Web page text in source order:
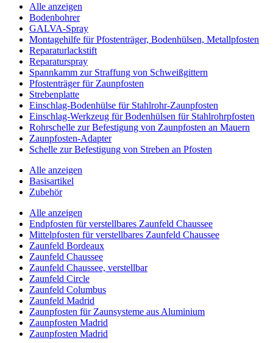
Alle anzeigen
Bodenbohrer
GALVA-Spray
Montagehilfe für Pfostenträger, Bodenhülsen, Metallpfosten
Reparaturlackstift
Reparaturspray
Spannkamm zur Straffung von Schweißgittern
Pfostenträger für Zaunpfosten
Strebenplatte
Einschlag-Bodenhülse für Stahlrohr-Zaunpfosten
Einschlag-Werkzeug für Bodenhülsen für Stahlrohrpfosten
Rohrschelle zur Befestigung von Zaunpfosten an Mauern
Zaunpfosten-Adapter
Schelle zur Befestigung von Streben an Pfosten
Alle anzeigen
Basisartikel
Zubehör
Alle anzeigen
Endpfosten für verstellbares Zaunfeld Chaussee
Mittelpfosten für verstellbares Zaunfeld Chaussee
Zaunfeld Bordeaux
Zaunfeld Chaussee
Zaunfeld Chaussee, verstellbar
Zaunfeld Circle
Zaunfeld Columbus
Zaunfeld Madrid
Zaunpfosten für Zaunsysteme aus Aluminium
Zaunpfosten Madrid
Zaunpfosten Madrid